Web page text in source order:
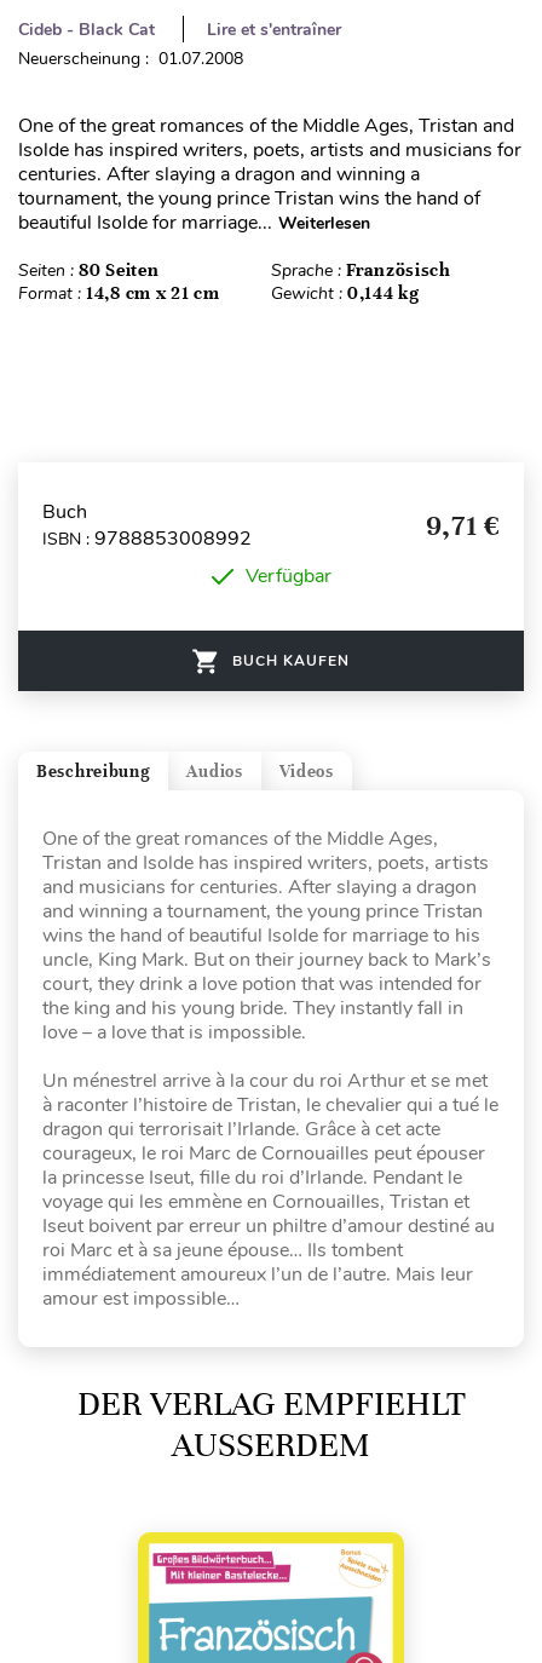
Cideb - Black Cat
Lire et s'entraîner
Neuerscheinung : 01.07.2008
One of the great romances of the Middle Ages, Tristan and
Isolde has inspired writers, poets, artists and musicians for
centuries. After slaying a dragon and winning a
tournament, the young prince Tristan wins the hand of
beautiful Isolde for marriage... Weiterlesen
Seiten : 80 Seiten Sprache : Französisch
Format : 14,8 cm x 21 cm Gewicht : 0,144 kg
Buch
ISBN : 9788853008992 9,71 €
Verfügbar
BUCH KAUFEN
Videos
Audios
Beschreibung
One of the great romances of the Middle Ages,
Tristan and Isolde has inspired writers, poets, artists
and musicians for centuries. After slaying a dragon
and winning a tournament, the young prince Tristan
wins the hand of beautiful Isolde for marriage to his
uncle, King Mark. But on their journey back to Mark’s
court, they drink a love potion that was intended for
the king and his young bride. They instantly fall in
love – a love that is impossible.
Un ménestrel arrive à la cour du roi Arthur et se met
à raconter l’histoire de Tristan, le chevalier qui a tué le
dragon qui terrorisait l’Irlande. Grâce à cet acte
courageux, le roi Marc de Cornouailles peut épouser
la princesse Iseut, fille du roi d’Irlande. Pendant le
voyage qui les emmène en Cornouailles, Tristan et
Iseut boivent par erreur un philtre d’amour destiné au
roi Marc et à sa jeune épouse… Ils tombent
immédiatement amoureux l’un de l’autre. Mais leur
amour est impossible…
DER VERLAG EMPFIEHLT
AUSSERDEM